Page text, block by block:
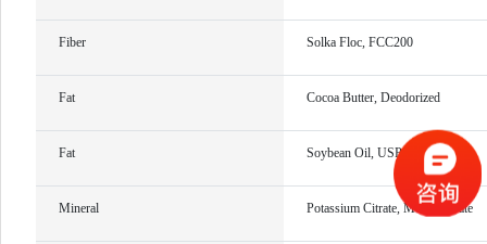
Fiber Solka Floc, FCC200
Fat Cocoa Butter, Deodorized
Fat Soybean Oil, USP
Mineral Potassium Citrate, Monohydrate